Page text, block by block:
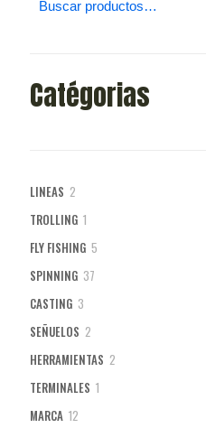
Catégorias
LINEAS 2
TROLLING 1
FLY FISHING 5
SPINNING 37
CASTING 3
SEÑUELOS 2
HERRAMIENTAS 2
TERMINALES 1
MARCA 12